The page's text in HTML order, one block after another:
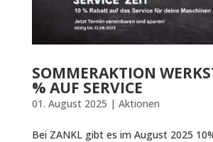
SOMMERAKTION
% AUF SERVICE
01. August 2025 | Aktionen
Bei ZANKL gibt es im August 2025